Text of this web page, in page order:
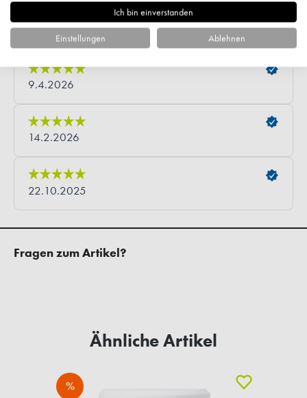
Fragen zum Artikel?
Ähnliche Artikel
%
Ich bin einverstanden
Einstellungen Ablehnen